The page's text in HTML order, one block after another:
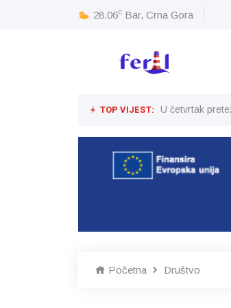
28.06c Bar, Crna Gora
TOP VIJEST: U četvrtak
Početna Društvo